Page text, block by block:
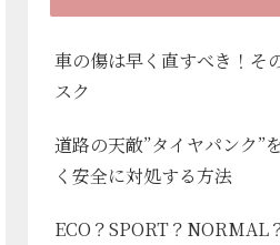
車の傷は早く直すべき！そ
スク
道路の天敵”タイヤパンク”
く安全に対処する方法
ECO？SPORT？NORMAL